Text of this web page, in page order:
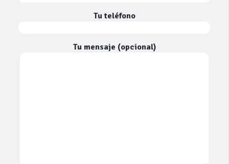
Tu teléfono
Tu mensaje (opcional)